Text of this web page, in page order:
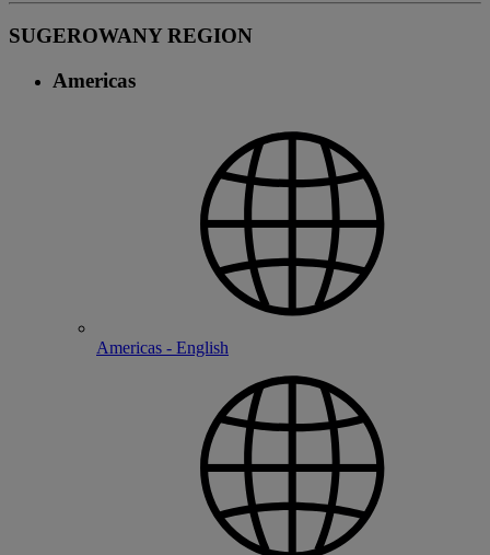
SUGEROWANY REGION
Americas
Americas - English